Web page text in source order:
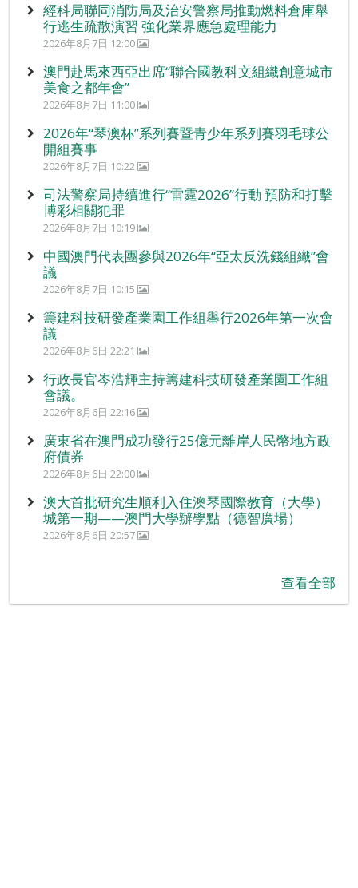
經科局聯同消防局及治安警察局推動燃料倉庫舉
行逃生疏散演習 強化業界應急處理能力
2026年8月7日 12:00
澳門赴馬來西亞出席“聯合國教科文組織創意城市
美食之都年會”
2026年8月7日 11:00
2026年“琴澳杯”系列賽暨青少年系列賽羽毛球公
開組賽事
2026年8月7日 10:22
司法警察局持續進行“雷霆2026”行動 預防和打擊
博彩相關犯罪
2026年8月7日 10:19
中國澳門代表團參與2026年“亞太反洗錢組織”會
議
2026年8月7日 10:15
籌建科技研發產業園工作組舉行2026年第一次會
議
2026年8月6日 22:21
行政長官岑浩輝主持籌建科技研發產業園工作組
會議。
2026年8月6日 22:16
廣東省在澳門成功發行25億元離岸人民幣地方政
府債券
2026年8月6日 22:00
澳大首批研究生順利入住澳琴國際教育（大學）
城第一期——澳門大學辦學點（德智廣場）
2026年8月6日 20:57
查看全部